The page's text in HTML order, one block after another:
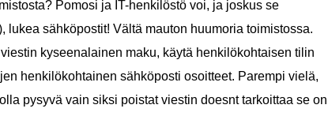
Pomosi ja IT-henkilöstö voi, ja joskus se
lukea sähköpostit! Vältä mauton huumoria toimistossa.
kyseenalainen maku, käytä henkilökohtaisen tilin
henkilökohtainen sähköposti osoitteet. Parempi vielä,
pysyvä vain siksi poistat viestin doesnt tarkoittaa se on